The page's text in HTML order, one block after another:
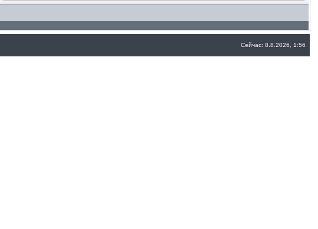
Сейчас: 8.8.2026, 1:56